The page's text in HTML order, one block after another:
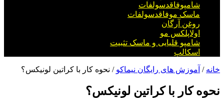
شامپوفاقدسولفات
ماسک موفاقدسولفات
روغن آرگان
اولاپلکس مو
شامپو قلیایی و ماسک تثبیت
اسکالپ
خانه / آموزش های رایگان نیماکو / نحوه کار با کراتین لونیکس؟
نحوه کار با کراتین لونیکس؟